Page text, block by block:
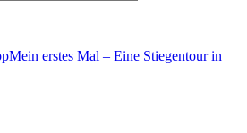
Mein erstes Mal – Eine Stiegentour in